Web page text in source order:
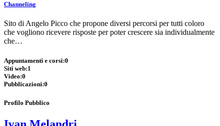
Channeling
Sito di Angelo Picco che propone diversi percorsi per tutti coloro
che vogliono ricevere risposte per poter crescere sia individualmente
che…
Appuntamenti e corsi:0
Siti web:1
Video:0
Pubblicazioni:0
Profilo Pubblico